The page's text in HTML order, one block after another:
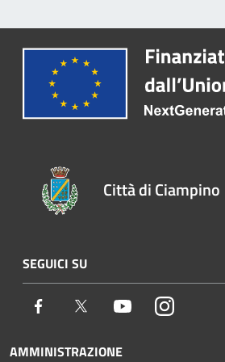
Città di Ciampino
SEGUICI SU
Facebook Twitter YoutubeInstagram
AMMINISTRAZIONE